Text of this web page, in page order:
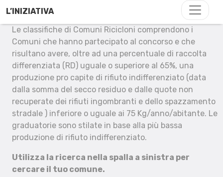
L’INIZIATIVA
Le classifiche di Comuni Ricicloni comprendono i
Comuni che hanno partecipato al concorso e che
risultano avere, oltre ad una percentuale di raccolta
differenziata (RD) uguale o superiore al 65%, una
produzione pro capite di rifiuto indifferenziato (data
dalla somma del secco residuo e dalle quote non
recuperate dei rifiuti ingombranti e dello spazzamento
stradale ) inferiore o uguale ai 75 Kg/anno/abitante. Le
graduatorie sono stilate in base alla più bassa
produzione di rifiuto indifferenziato.
Utilizza la ricerca nella spalla a sinistra per
cercare il tuo comune.